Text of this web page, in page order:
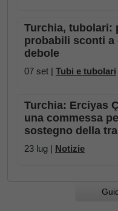
Turchia, tubolari:
probabili sconti a
debole
07 set | Tubi e tubolari
Turchia: Erciyas
una commessa
sostegno della
23 lug | Notizie